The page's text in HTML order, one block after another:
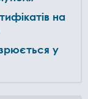
на
у